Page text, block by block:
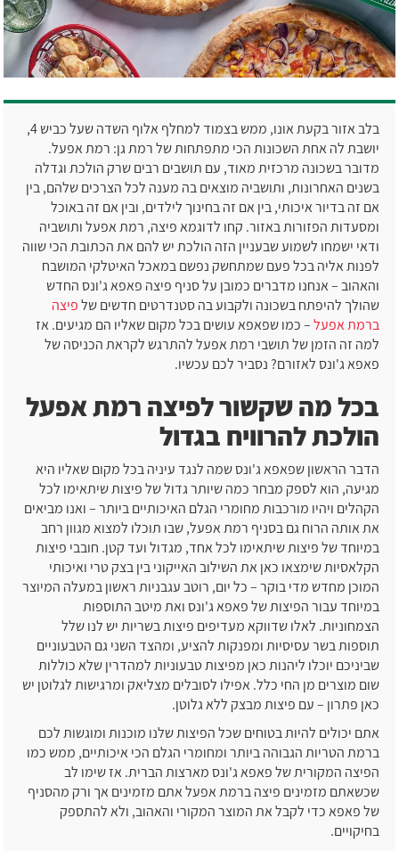
בלב אזור בקעת אונו, ממש בצמוד למחלף אלוף השדה שעל כביש 4,
יושבת לה אחת השכונות הכי מתפתחות של רמת גן: רמת אפעל.
מדובר בשכונה מרכזית מאוד, עם תושבים רבים שרק הולכת וגדלה
בשנים האחרונות, ותושביה מוצאים בה מענה לכל הצרכים שלהם, בין
אם זה בדיור איכותי, בין אם זה בחינוך לילדים, ובין אם זה באוכל
ומסעדות הפזורות באזור. קחו לדוגמא פיצה, רמת אפעל ותושביה
ודאי ישמחו לשמוע שבעניין הזה הולכת יש להם את הכתובת הכי שווה
לפנות אליה בכל פעם שמתחשק נפשם במאכל האיטלקי המושבח
והאהוב – אנחנו מדברים כמובן על סניף פיצה פאפא ג'ונס החדש
שהולך להיפתח בשכונה ולקבוע בה סטנדרטים חדשים של פיצה
ברמת אפעל – כמו שפאפא עושים בכל מקום שאליו הם מגיעים. אז
למה זה הזמן של תושבי רמת אפעל להתרגש לקראת הכניסה של
פאפא ג'ונס לאזורם? נסביר לכם עכשיו.
בכל מה שקשור לפיצה רמת אפעל
הולכת להרוויח בגדול
הדבר הראשון שפאפא ג'ונס שמה לנגד עיניה בכל מקום שאליו היא
מגיעה, הוא לספק מבחר כמה שיותר גדול של פיצות שיתאימו לכל
הקהלים ויהיו מורכבות מחומרי הגלם האיכותיים ביותר – ואנו מביאים
את אותה הרוח גם בסניף רמת אפעל, שבו תוכלו למצוא מגוון רחב
במיוחד של פיצות שיתאימו לכל אחד, מגדול ועד קטן. חובבי פיצות
הקלאסיות שימצאו כאן את השילוב האייקוני בין בצק טרי ואיכותי
המוכן מחדש מדי בוקר – כל יום, רוטב עגבניות ראשון במעלה המיוצר
במיוחד עבור הפיצות של פאפא ג'ונס ואת מיטב התוספות
הצמחוניות. לאלו שדווקא מעדיפים פיצות בשריות יש לנו שלל
תוספות בשר עסיסיות ומפנקות להציע, ומהצד השני גם הטבעוניים
שביניכם יוכלו ליהנות כאן מפיצות טבעוניות למהדרין שלא כוללות
שום מוצרים מן החי כלל. אפילו לסובלים מצליאק ומרגישות לגלוטן יש
כאן פתרון – עם פיצות מבצק ללא גלוטן.
אתם יכולים להיות בטוחים שכל הפיצות שלנו מוכנות ומוגשות לכם
ברמת הטריות הגבוהה ביותר ומחומרי הגלם הכי איכותיים, ממש כמו
הפיצה המקורית של פאפא ג'ונס מארצות הברית. אז שימו לב
שכשאתם מזמינים פיצה ברמת אפעל אתם מזמינים אך ורק מהסניף
של פאפא כדי לקבל את המוצר המקורי והאהוב, ולא להתספק
בחיקויים.